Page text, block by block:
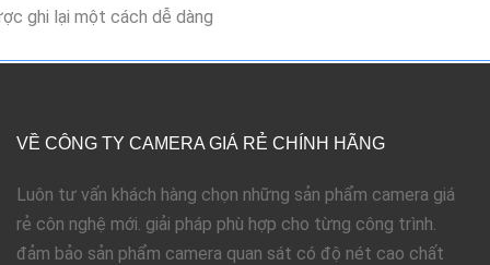
ghi lại một cách dễ dàng
VỀ CÔNG TY CAMERA GIÁ RẺ CHÍNH HÃNG
Luôn tư vấn khách hàng chọn những sản phẩm camera giá
rẻ côn nghệ mới. giải pháp phù hợp cho từng công trình.
đảm bảo sản phẩm camera quan sát có độ nét cao chất